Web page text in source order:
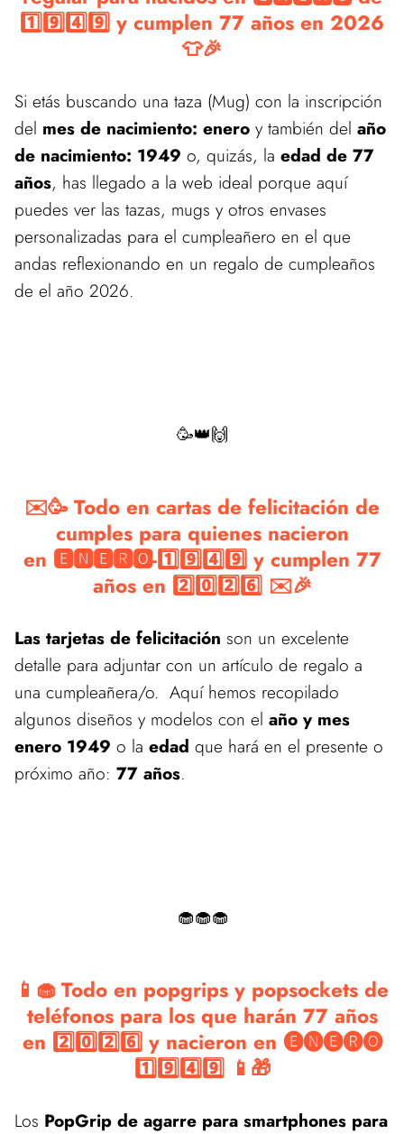
1️⃣9️⃣4️⃣9️⃣ y cumplen 77 años en 2026
👕🎉
Si etás buscando una taza (Mug) con la inscripción
del mes de nacimiento: enero y también del año
de nacimiento: 1949 o, quizás, la edad de 77
años, has llegado a la web ideal porque aquí
puedes ver las tazas, mugs y otros envases
personalizadas para el cumpleañero en el que
andas reflexionando en un regalo de cumpleaños
de el año 2026.
🥳👑🙌
✉️🥳 Todo en cartas de felicitación de
cumples para quienes nacieron
en 🅴🅽🅴🆁🅾-1️⃣9️⃣4️⃣9️⃣ y cumplen 77
años en 2️⃣0️⃣2️⃣6️⃣ ✉️🎉
Las tarjetas de felicitación son un excelente
detalle para adjuntar con un artículo de regalo a
una cumpleañera/o. Aquí hemos recopilado
algunos diseños y modelos con el año y mes
enero 1949 o la edad que hará en el presente o
próximo año: 77 años.
🧁🧁🧁
📱🧁 Todo en popgrips y popsockets de
teléfonos para los que harán 77 años
en 2️⃣0️⃣2️⃣6️⃣ y nacieron en 🅔🅝🅔🅡🅞
1️⃣9️⃣4️⃣9️⃣ 📱🎁
Los PopGrip de agarre para smartphones para